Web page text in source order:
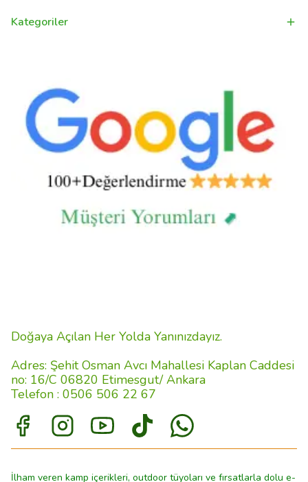
Kategoriler
Doğaya Açılan Her Yolda Yanınızdayız.
Adres: Şehit Osman Avcı Mahallesi Kaplan Caddesi
no: 16/C 06820 Etimesgut/ Ankara
Telefon : 0506 506 22 67
İlham veren kamp içerikleri, outdoor tüyoları ve fırsatlarla dolu e-